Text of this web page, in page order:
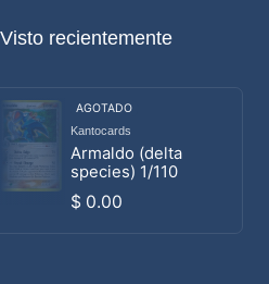
Visto recientemente
AGOTADO
Proveedor:
Kantocards
Armaldo (delta
species) 1/110
Precio habitual
$ 0.00